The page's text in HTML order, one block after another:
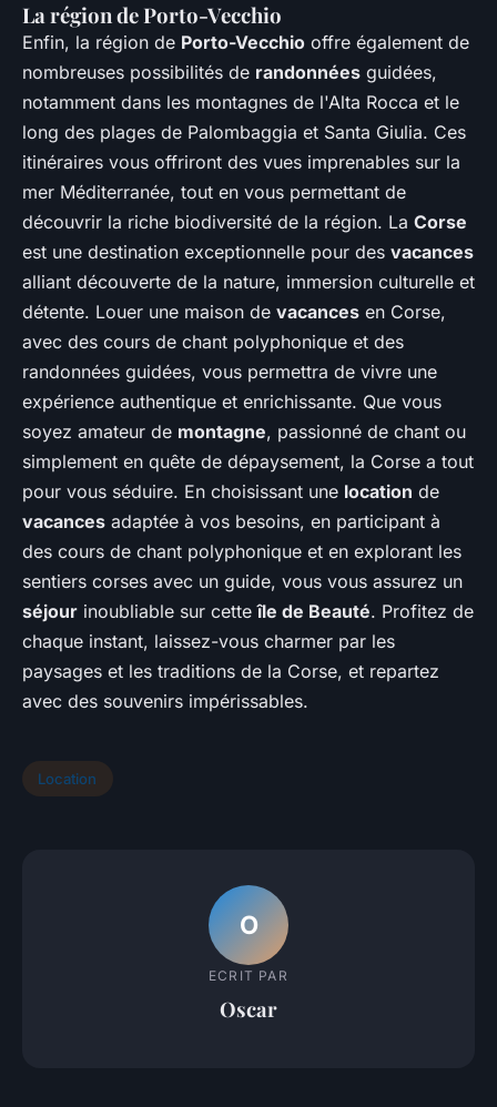
La région de Porto-Vecchio
Enfin, la région de Porto-Vecchio offre également de
nombreuses possibilités de randonnées guidées,
notamment dans les montagnes de l'Alta Rocca et le
long des plages de Palombaggia et Santa Giulia. Ces
itinéraires vous offriront des vues imprenables sur la
mer Méditerranée, tout en vous permettant de
découvrir la riche biodiversité de la région. La Corse
est une destination exceptionnelle pour des vacances
alliant découverte de la nature, immersion culturelle et
détente. Louer une maison de vacances en Corse,
avec des cours de chant polyphonique et des
randonnées guidées, vous permettra de vivre une
expérience authentique et enrichissante. Que vous
soyez amateur de montagne, passionné de chant ou
simplement en quête de dépaysement, la Corse a tout
pour vous séduire. En choisissant une location de
vacances adaptée à vos besoins, en participant à
des cours de chant polyphonique et en explorant les
sentiers corses avec un guide, vous vous assurez un
séjour inoubliable sur cetteîle de Beauté. Profitez de
chaque instant, laissez-vous charmer par les
paysages et les traditions de la Corse, et repartez
avec des souvenirs impérissables.
Location
O
ECRIT PAR
Oscar